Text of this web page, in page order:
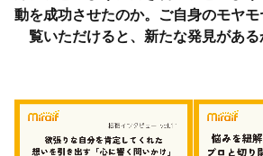
動を成功させたのか。 ご自身のモヤ
覧いただけると、新たな発見がある